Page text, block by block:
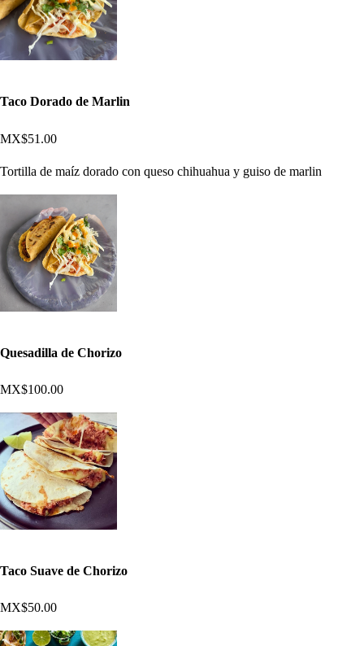
Taco Dorado de Marlin
MX$51.00
Tortilla de maíz dorado con queso chihuahua y guiso de marlin
Quesadilla de Chorizo
MX$100.00
Taco Suave de Chorizo
MX$50.00